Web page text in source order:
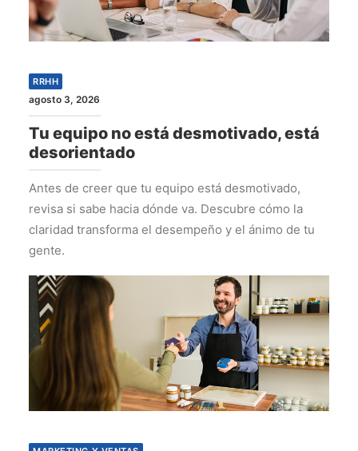
RRHH
agosto 3, 2026
Tu equipo no está desmotivado, está
desorientado
Antes de creer que tu equipo está desmotivado,
revisa si sabe hacia dónde va. Descubre cómo la
claridad transforma el desempeño y el ánimo de tu
gente.